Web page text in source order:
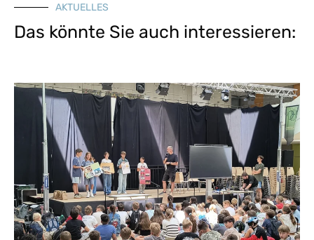
AKTUELLES
Das könnte Sie auch interessieren: